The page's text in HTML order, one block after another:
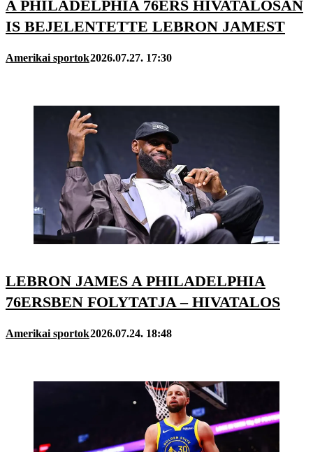
A PHILADELPHIA 76ERS HIVATALOSAN
IS BEJELENTETTE LEBRON JAMEST
Amerikai sportok2026.07.27. 17:30
LEBRON JAMES A PHILADELPHIA
76ERSBEN FOLYTATJA – HIVATALOS
Amerikai sportok2026.07.24. 18:48